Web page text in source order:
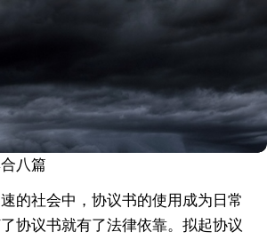
八篇
的社会中，协议书的使用成为日常
协议书就有了法律依靠。拟起协议